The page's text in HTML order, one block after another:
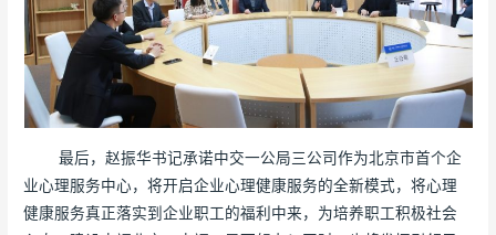
最后，赵振华书记承诺中交一公局三公司作为北京市首个企
业心理服务中心，将开启企业心理健康服务的全新模式，将心理
健康服务真正落实到企业职工的福利中来，为培养职工积极社会